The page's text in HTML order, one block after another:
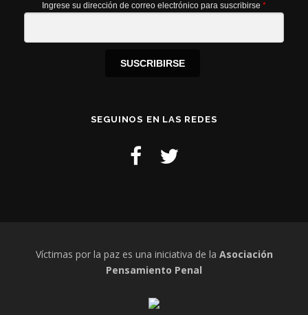
Ingrese su dirección de correo electrónico para suscribirse *
SUSCRIBIRSE
SEGUINOS EN LAS REDES
Víctimas por la paz es una iniciativa de la Asociación
Pensamiento Penal